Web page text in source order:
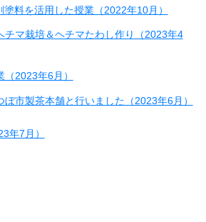
料を活用した授業（2022年10月）
チマ栽培＆ヘチマたわし作り（2023年4
2023年6月）
市製茶本舗と行いました（2023年6月）
年7月）